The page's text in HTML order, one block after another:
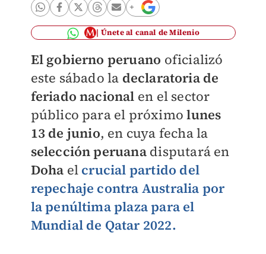
Únete al canal de Milenio
El gobierno peruano oficializó
este sábado la declaratoria de
feriado nacional en el sector
público para el próximolunes
13 de junio, en cuya fecha la
selección peruanadisputará en
Doha el crucial partido del
repechaje contra Australia por
la penúltima plaza para el
Mundial de Qatar 2022.